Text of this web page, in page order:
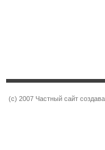
(c) 2007 Частный сайт